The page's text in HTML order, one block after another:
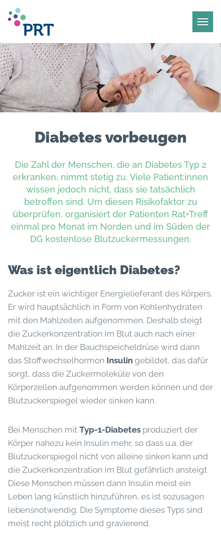
Diabetes vorbeugen
Die Zahl der Menschen, die an Diabetes Typ 2
erkranken, nimmt stetig zu. Viele Patient:innen
wissen jedoch nicht, dass sie tatsächlich
betroffen sind. Um diesen Risikofaktor zu
überprüfen, organisiert der Patienten Rat+Treff
einmal pro Monat im Norden und im Süden der
DG kostenlose Blutzuckermessungen.
Was ist eigentlich Diabetes?
Zucker ist ein wichtiger Energielieferant des Körpers.
Er wird hauptsächlich in Form von Kohlenhydraten
mit den Mahlzeiten aufgenommen. Deshalb steigt
die Zuckerkonzentration im Blut auch nach einer
Mahlzeit an. In der Bauchspeicheldrüse wird dann
das Stoffwechselhormon Insulin gebildet, das dafür
sorgt, dass die Zuckermoleküle von den
Körperzellen aufgenommen werden können und der
Blutzuckerspiegel wieder sinken kann.
Bei Menschen mit Typ-1-Diabetes produziert der
Körper nahezu kein Insulin mehr, so dass u.a. der
Blutzuckerspiegel nicht von alleine sinken kann und
die Zuckerkonzentration im Blut gefährlich ansteigt
Diese Menschen müssen dann Insulin meist ein
Leben lang künstlich hinzuführen, es ist sozusagen
lebensnotwendig. Die Symptome dieses Typs sind
meist recht plötzlich und gravierend.